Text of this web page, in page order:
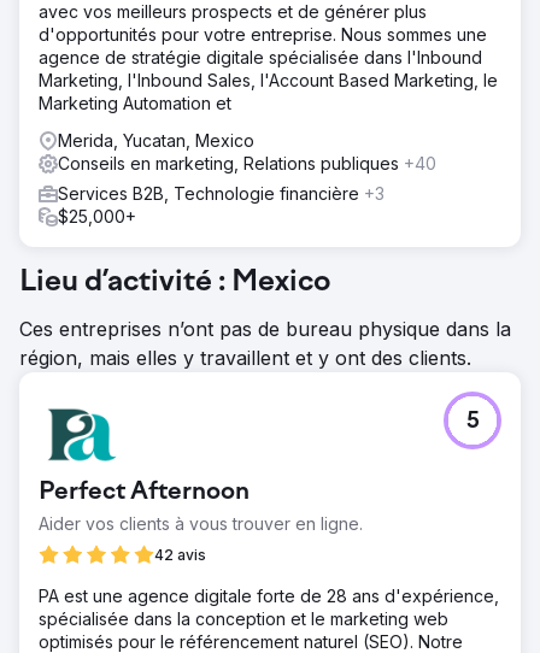
avec vos meilleurs prospects et de générer plus
d'opportunités pour votre entreprise. Nous sommes une
agence de stratégie digitale spécialisée dans l'Inbound
Marketing, l'Inbound Sales, l'Account Based Marketing, le
Marketing Automation et
Merida, Yucatan, Mexico
Conseils en marketing, Relations publiques +40
Services B2B, Technologie financière +3
$25,000+
Lieu d’activité : Mexico
Ces entreprises n’ont pas de bureau physique dans la
région, mais elles y travaillent et y ont des clients.
Perfect Afternoon
Aider vos clients à vous trouver en ligne.
42 avis
5
PA est une agence digitale forte de 28 ans d'expérience,
spécialisée dans la conception et le marketing web
optimisés pour le référencement naturel (SEO). Notre